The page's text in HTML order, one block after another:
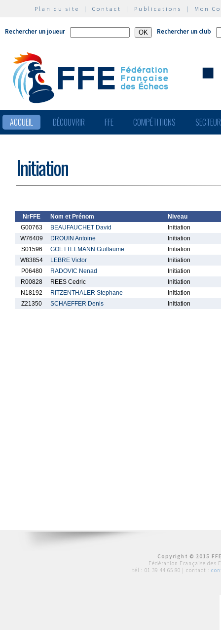
Plan du site | Contact | Publications | Mon
Rechercher un joueur Rechercher un club
ACCUEIL DÉCOUVRIR FFE COMPÉTITIONS
Initiation
NrFFE Nom et Prénom
Niveau
G00763
BEAUFAUCHET David
Initiation
W76409
DROUIN Antoine
Initiation
S01596
GOETTELMANN Guillaume
Initiation
W83854
LEBRE Victor
Initiation
P06480
RADOVIC Nenad
Initiation
R00828
REES Cedric
Initiation
N18192
RITZENTHALER Stephane
Initiation
Z21350
SCHAEFFER Denis Initiation
Copyright © 2015
Fédération Française des
tél : 01 39 44 65 80 | contact :